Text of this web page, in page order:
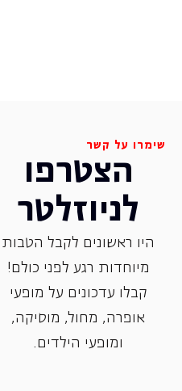
שימרו על קשר
הצטרפו
לניוזלטר
היו ראשונים לקבל הטבות
מיוחדות רגע לפני כולם!
קבלו עדכונים על מופעי
אופרה, ‏מחול, ‏מוסיקה,
ומופעי הילדים.